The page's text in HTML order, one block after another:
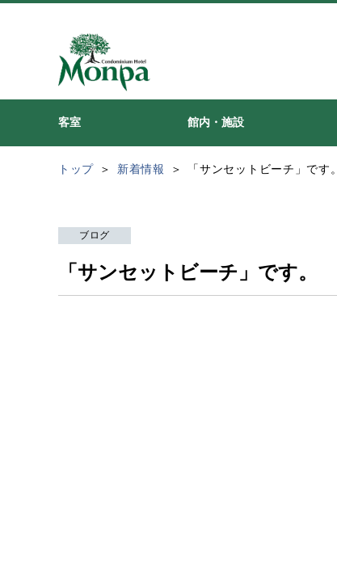
客室 館内・施設
トップ 新着情報 「サンセットビーチ」です。
ブログ
「サンセットビーチ」です。